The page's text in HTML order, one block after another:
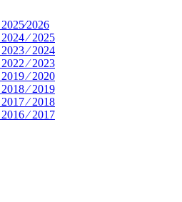
⁄ 2025
⁄ 2024
⁄ 2023
⁄ 2020
⁄ 2019
⁄ 2018
⁄ 2017